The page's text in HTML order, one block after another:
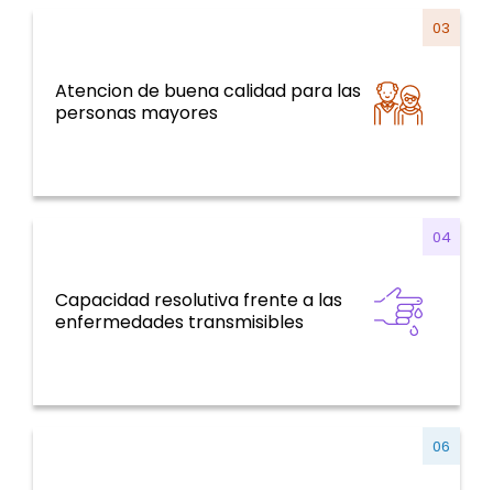
Atencion de buena calidad para las
personas mayores
03
Sistemas y servicios de salud y curso de la
Capacidad resolutiva frente a las
enfermedades transmisibles
04
Enfermedades Transmisibles
06